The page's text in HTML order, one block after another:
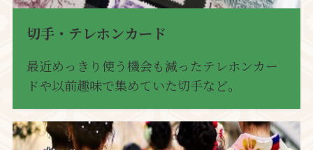
切手・テレホンカード
最近めっきり使う機会も減ったテレホンカー
ドや以前趣味で集めていた切手など。